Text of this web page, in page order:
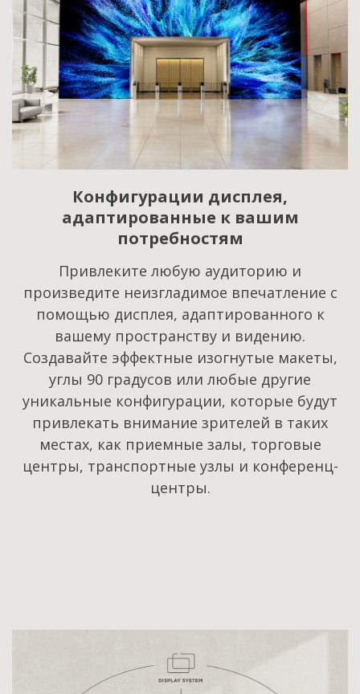
Конфигурации дисплея,
адаптированные к вашим
потребностям
Привлеките любую аудиторию и
произведите неизгладимое впечатление с
помощью дисплея, адаптированного к
вашему пространству и видению.
Создавайте эффектные изогнутые макеты,
углы 90 градусов или любые другие
уникальные конфигурации, которые будут
привлекать внимание зрителей в таких
местах, как приемные залы, торговые
центры, транспортные узлы и конференц-
центры.